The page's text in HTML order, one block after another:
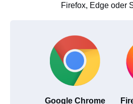
Firefox, Edge oder
Google Chrome